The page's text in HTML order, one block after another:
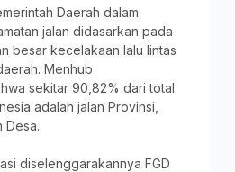
Daerah dalam
jalan didasarkan pada
besar kecelakaan lalu lintas
Menhub
sekitar 90,82% dari total
adalah jalan Provinsi,
Desa.
diselenggarakannya FGD